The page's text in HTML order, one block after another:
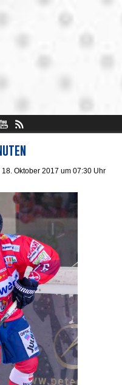
18. Oktober 2017 um 07:30 Uhr